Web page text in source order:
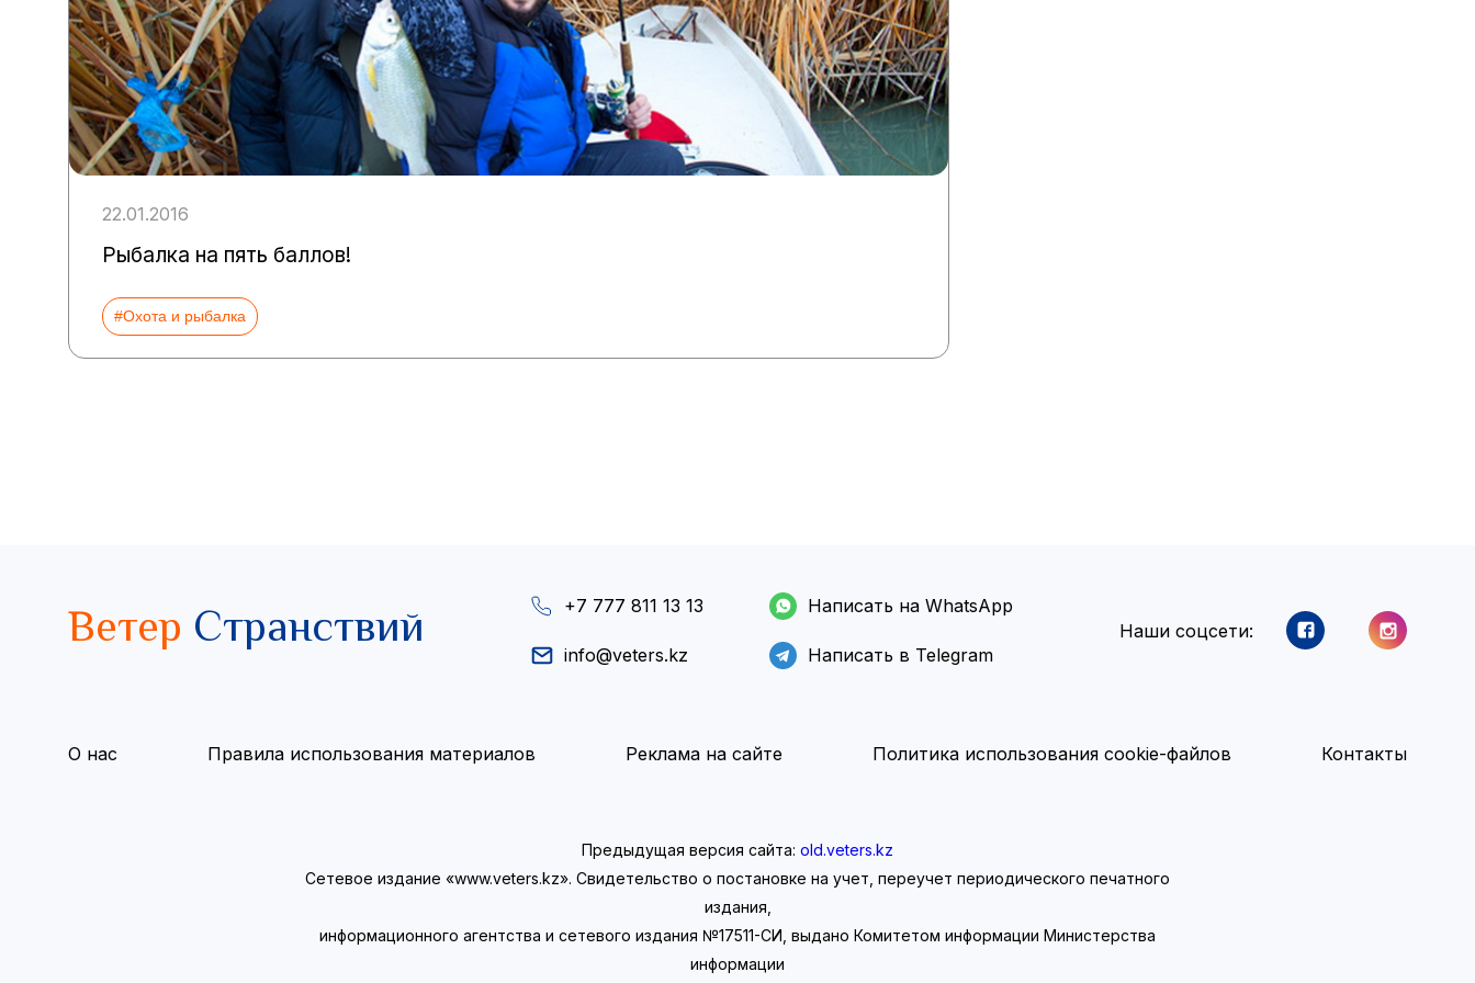
22.01.2016
Рыбалка на пять баллов!
#Охота и рыбалка
Ветер Странствий +7 777 811 13 13
info@veters.kz
Написать на WhatsApp
Написать в Telegram
Наши соцсети:
О нас Правила использования материалов Реклама на сайте Политика использования cookie-файлов Контакты
Предыдущая версия сайта: old.veters.kz
Сетевое издание «www.veters.kz». Свидетельство о постановке на учет, переучет периодического печатного
издания,
информационного агентства и сетевого издания №17511-СИ, выдано Комитетом информации Министерства
информации